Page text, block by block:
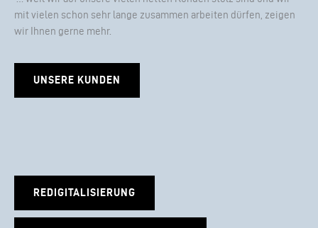
mit vielen schon sehr lange zusammen arbeiten dürfen, zeigen
wir Ihnen gerne mehr.
UNSERE KUNDEN
REDIGITALISIERUNG